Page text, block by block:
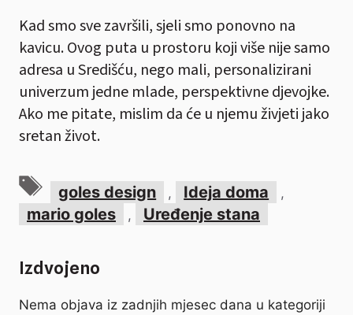
Kad smo sve završili, sjeli smo ponovno na
kavicu. Ovog puta u prostoru koji više nije samo
adresa u Središću, nego mali, personalizirani
univerzum jedne mlade, perspektivne djevojke.
Ako me pitate, mislim da će u njemu živjeti jako
sretan život.
Oznake
goles design , Ideja doma ,
mario goles , Uređenje stana
Izdvojeno
Nema objava iz zadnjih mjesec dana u kategoriji